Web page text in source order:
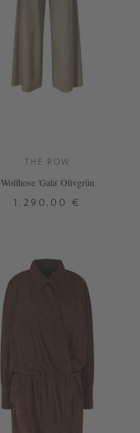
THE ROW
Wollhose 'Gala' Olivgrün
1.290,00 €
DETAILS